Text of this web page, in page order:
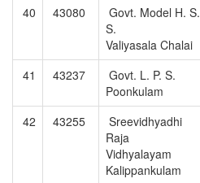
40 43080
Govt. Model H. S.
S.
Valiyasala Chalai
41 43237
Govt. L. P. S.
Poonkulam
42 43255
Sreevidhyadhi
Raja
Vidhyalayam
Kalippankulam